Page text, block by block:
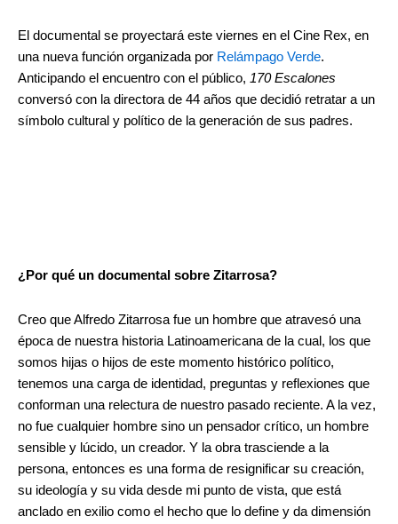
El documental se proyectará este viernes en el Cine Rex, en
una nueva función organizada por Relámpago Verde.
Anticipando el encuentro con el público, 170 Escalones
conversó con la directora de 44 años que decidió retratar a un
símbolo cultural y político de la generación de sus padres.
¿Por qué un documental sobre Zitarrosa?
Creo que Alfredo Zitarrosa fue un hombre que atravesó una
época de nuestra historia Latinoamericana de la cual, los que
somos hijas o hijos de este momento histórico político,
tenemos una carga de identidad, preguntas y reflexiones que
conforman una relectura de nuestro pasado reciente. A la vez,
no fue cualquier hombre sino un pensador crítico, un hombre
sensible y lúcido, un creador. Y la obra trasciende a la
persona, entonces es una forma de resignificar su creación,
su ideología y su vida desde mi punto de vista, que está
anclado en exilio como el hecho que lo define y da dimensión